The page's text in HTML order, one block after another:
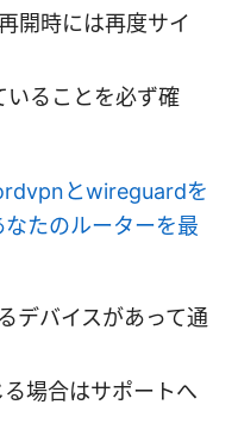
開時には再度サイ
いることを必ず確
とwireguardを
たのルーターを最
デバイスがあって通
る場合はサポートへ